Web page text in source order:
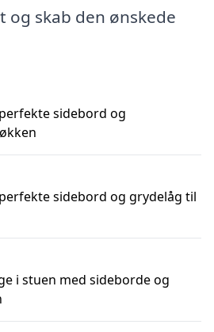
og skab den ønskede
sidebord og
sidebord og grydelåg til
i stuen med sideborde og